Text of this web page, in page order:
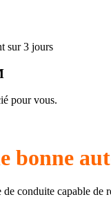
sur 3 jours
pour vous.
bonne
de conduite capable de